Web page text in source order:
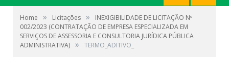
Home » Licitações »
INEXIGIBILIDADE DE LICITAÇÃO Nº
002/2023 (CONTRATAÇÃO DE EMPRESA ESPECIALIZADA EM
SERVIÇOS DE ASSESSORIA E CONSULTORIA JURÍDICA PÚBLICA
ADMINISTRATIVA) » TERMO_ADITIVO_